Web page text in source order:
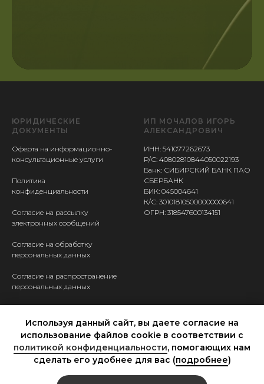
Используя данный сайт, вы даете согласие на
использование файлов cookie в соответствии с
политикой конфиденциальности, помогающих нам
сделать его удобнее для вас (подробнее)
ЮРИДИЧЕСКИЕ
ДОКУМЕНТЫ
Оферта на информационно-
консультационные услуги
Политика
конфиденциальности
Согласие на рассылку
электронных сообщений
Согласие на обработку
персональных данных
Согласие на распространение
персональных данных
ИП МОЧАЛОВ ИГОРЬ
АЛЕКСАНДРОВИЧ
ИНН: 541077262673
Р/С: 40802810844050022193
Банк: СИБИРСКИЙ БАНК ПАО
СБЕРБАНК
БИК: 045004641
К/С: 30101810500000000641
ОГРН: 318547600134151
Ассистент Валерия
+7 950 149 9401